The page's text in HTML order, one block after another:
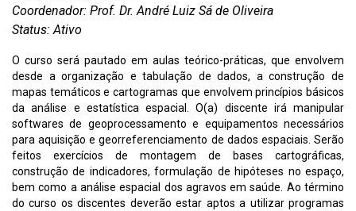
Coordenador: Prof. Dr. André Luiz Sá de Oliveira
Status: Ativo
O curso será pautado em aulas teórico-práticas, que envolvem
desde a organização e tabulação de dados, a construção de
mapas temáticos e cartogramas que envolvem princípios básicos
da análise e estatística espacial. O(a) discente irá manipular
softwares de geoprocessamento e equipamentos necessários
para aquisição e georreferenciamento de dados espaciais. Serão
feitos exercícios de montagem de bases cartográficas,
construção de indicadores, formulação de hipóteses no espaço,
bem como a análise espacial dos agravos em saúde. Ao término
do curso os discentes deverão estar aptos a utilizar programas